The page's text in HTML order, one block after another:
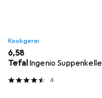
Kookgerei
EUR
6,58
Tefal Ingenio Suppenkelle
4